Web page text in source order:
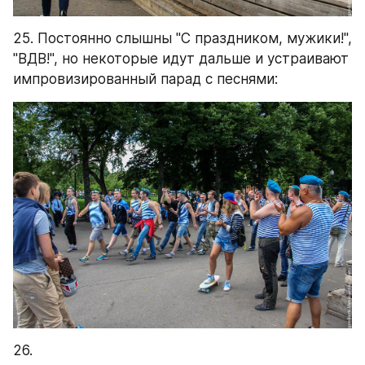
25. Постоянно слышны "С праздником, мужики!",
"ВДВ!", но некоторые идут дальше и устраивают
импровизированный парад с песнями:
26.